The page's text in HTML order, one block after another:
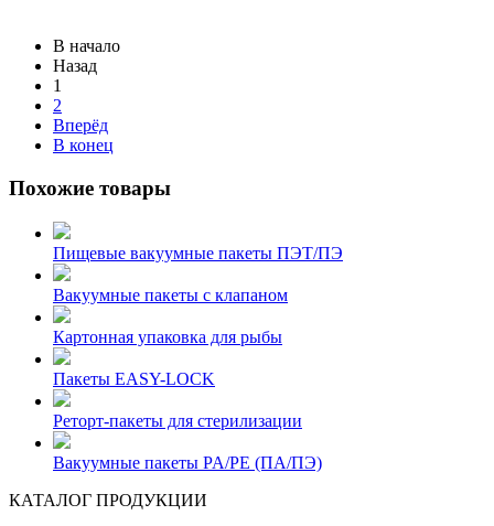
В начало
Назад
1
2
Вперёд
В конец
Похожие товары
Пищевые вакуумные пакеты ПЭТ/ПЭ
Вакуумные пакеты с клапаном
Картонная упаковка для рыбы
Пакеты EASY-LOCK
Реторт-пакеты для стерилизации
Вакуумные пакеты PA/PE (ПА/ПЭ)
КАТАЛОГ ПРОДУКЦИИ